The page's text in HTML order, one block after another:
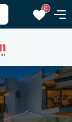
0